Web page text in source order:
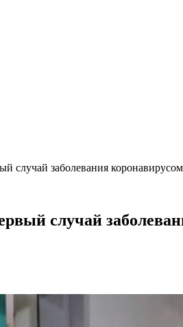
случай заболевания коронавирусом
случай